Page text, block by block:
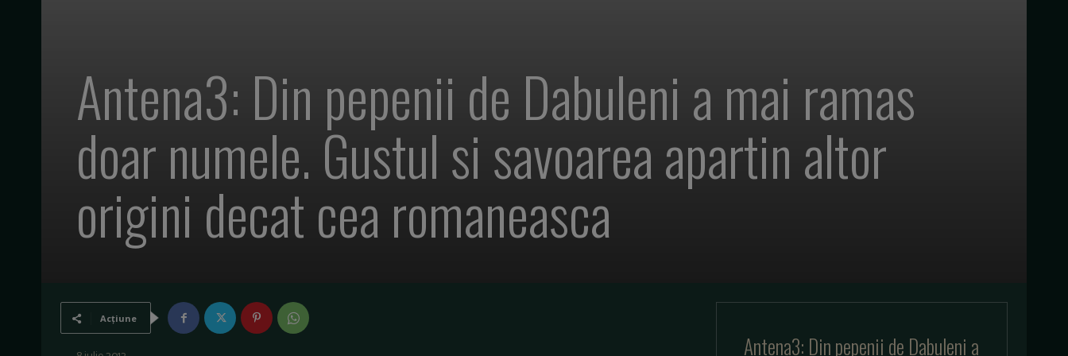
Antena3: Din pepenii de Dabuleni a mai ramas
doar numele. Gustul si savoarea apartin altor
origini decat cea romaneasca
Acțiune
Antena3: Din pepenii de Dabuleni a